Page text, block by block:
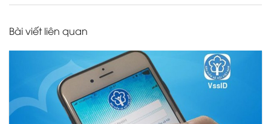
Bài viết liên quan